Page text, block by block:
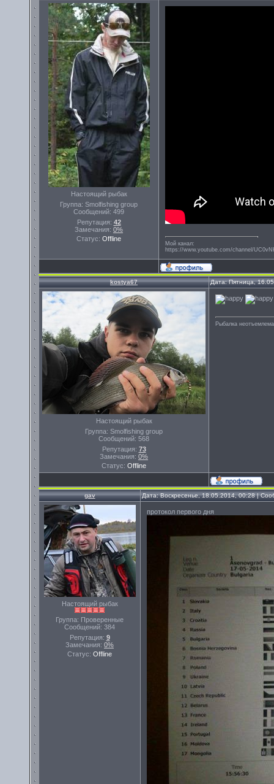
Настоящий рыбак
Группа: Smolfishing group
Сообщений: 499
Репутация: 42
Замечания: 0%
Статус: Offline
Мой канал:
https://www.youtube.com/channel/
kostya67 Дата: Пятница,
Настоящий рыбак
Группа: Smolfishing group
Сообщений: 568
Репутация: 73
Замечания: 0%
Статус: Offline
Рыбалка
gav Дата: Воскресенье, 18.05.2014, 00:28 |
Настоящий рыбак
Группа: Проверенные
Сообщений: 384
Репутация: 9
Замечания: 0%
Статус: Offline
протокол первого дня